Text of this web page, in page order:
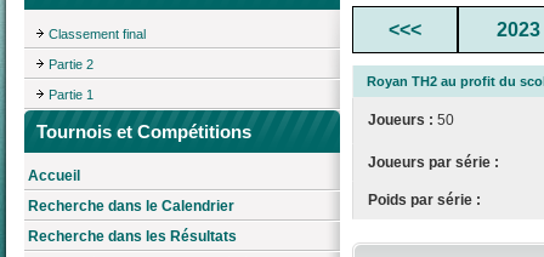
Classement final
Partie 2
Partie 1
Tournois et Compétitions
Accueil
Recherche dans le Calendrier
Recherche dans les Résultats
<<< 2023
Royan TH2 au profit du
Joueurs : 50
Joueurs par série :
Poids par série :